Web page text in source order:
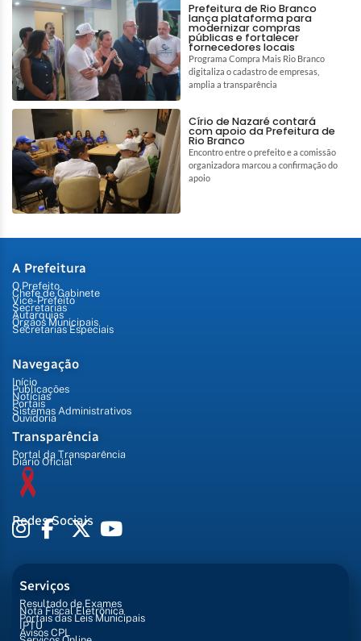
Prefeitura de Rio Branco
lança plataforma para
modernizar compras
públicas e fortalecer
fornecedores locais
Programa Compra Mais Rio Branco
digitaliza o cadastro de empresas,
amplia a transparência
Círio de Nazaré contará
com apoio da Prefeitura de
Rio Branco
Encontro entre o prefeito e a comissão
organizadora marcou a confirmação do
apoio
A Prefeitura
O Prefeito
Chefe de Gabinete
Vice-Prefeito
Secretarias
Autarquias
Órgãos Municipais
Secretarias Especiais
Navegação
Início
Publicações
Notícias
Portais
Sistemas Administrativos
Ouvidoria
Transparência
Portal da Transparência
Diário Oficial
Redes Sociais
Serviços
Resultado de Exames
Nota Fiscal Eletrônica
Portais das Leis Municipais
IPTU
Avisos CPL